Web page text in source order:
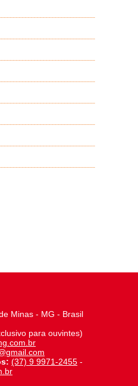
Minas - MG - Brasil
para ouvintes)
(37) 9 9971-2455 -